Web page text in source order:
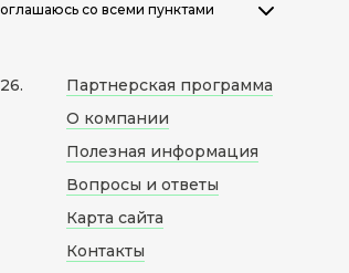
со всеми пунктами
.
Партнерская программа
О компании
Полезная информация
Вопросы и ответы
Карта сайта
Контакты